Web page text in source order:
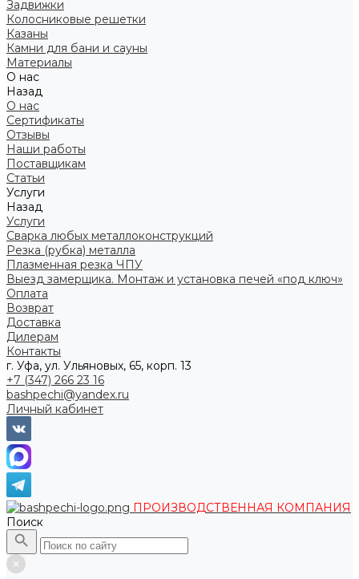
Задвижки
Колосниковые решетки
Казаны
Камни для бани и сауны
Материалы
О нас
Назад
О нас
Сертификаты
Отзывы
Наши работы
Поставщикам
Статьи
Услуги
Назад
Услуги
Сварка любых металлоконструкций
Резка (рубка) металла
Плазменная резка ЧПУ
Выезд замерщика. Монтаж и установка печей «под ключ»
Оплата
Возврат
Доставка
Дилерам
Контакты
г. Уфа, ул. Ульяновых, 65, корп. 13
+7 (347) 266 23 16
bashpechi@yandex.ru
Личный кабинет
ПРОИЗВОДСТВЕННАЯ КОМПАНИЯ
Поиск